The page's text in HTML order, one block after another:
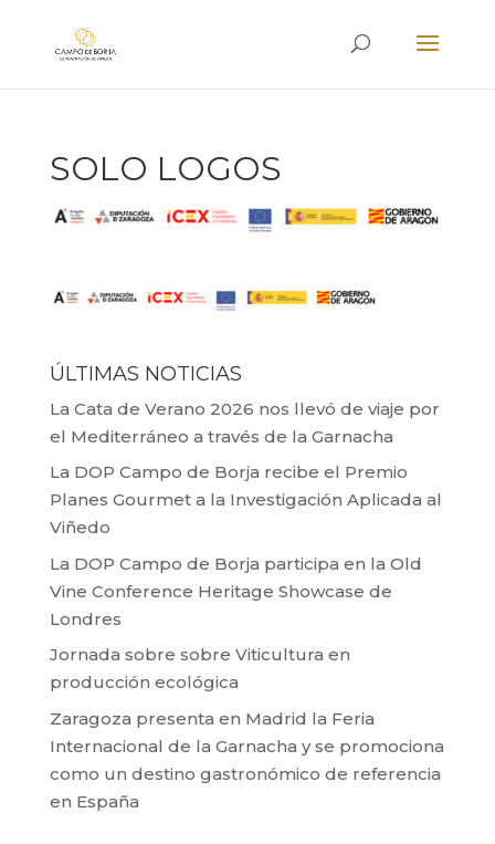
SOLO LOGOS
ÚLTIMAS NOTICIAS
La Cata de Verano 2026 nos llevó de viaje por
el Mediterráneo a través de la Garnacha
La DOP Campo de Borja recibe el Premio
Planes Gourmet a la Investigación Aplicada al
Viñedo
La DOP Campo de Borja participa en la Old
Vine Conference Heritage Showcase de
Londres
Jornada sobre sobre Viticultura en
producción ecológica
Zaragoza presenta en Madrid la Feria
Internacional de la Garnacha y se promociona
como un destino gastronómico de referencia
en España